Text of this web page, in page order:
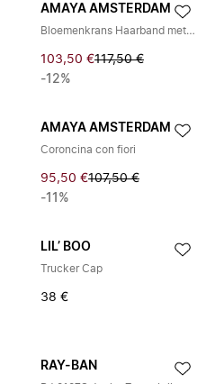
AMAYA AMSTERDAM
Bloemenkrans Haarband met Sluier
103,50 €117,50 €
-12%
AMAYA AMSTERDAM
Coroncina con fiori
95,50 €107,50 €
-11%
LIL’ BOO
Trucker Cap
38 €
RAY-BAN